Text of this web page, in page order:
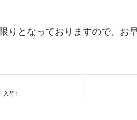
りとなっておりますので、お
荷！